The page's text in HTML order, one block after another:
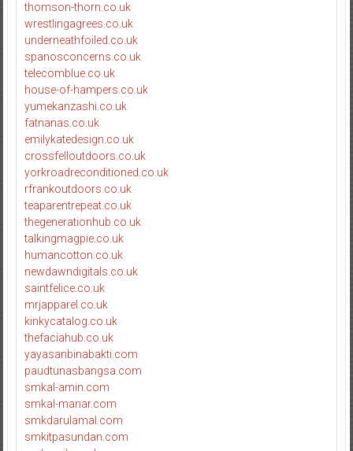
thomson-thorn.co.uk
wrestlingagrees.co.uk
underneathfoiled.co.uk
spanosconcerns.co.uk
telecomblue.co.uk
house-of-hampers.co.uk
yumekanzashi.co.uk
fatnanas.co.uk
emilykatedesign.co.uk
crossfelloutdoors.co.uk
yorkroadreconditioned.co.uk
rfrankoutdoors.co.uk
teaparentrepeat.co.uk
thegenerationhub.co.uk
talkingmagpie.co.uk
humancotton.co.uk
newdawndigitals.co.uk
saintfelice.co.uk
mrjapparel.co.uk
kinkycatalog.co.uk
thefaciahub.co.uk
yayasanbinabakti.com
paudtunasbangsa.com
smkal-amin.com
smkal-manar.com
smkdarulamal.com
smkitpasundan.com